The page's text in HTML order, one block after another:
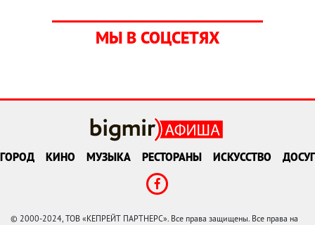
МЫ В СОЦСЕТЯХ
ГОРОД КИНО МУЗЫКА РЕСТОРАНЫ ИСКУССТВО ДОСУГ
© 2000-2024, ТОВ «КЕПРЕЙТ ПАРТНЕРС». Все права защищены. Все права на